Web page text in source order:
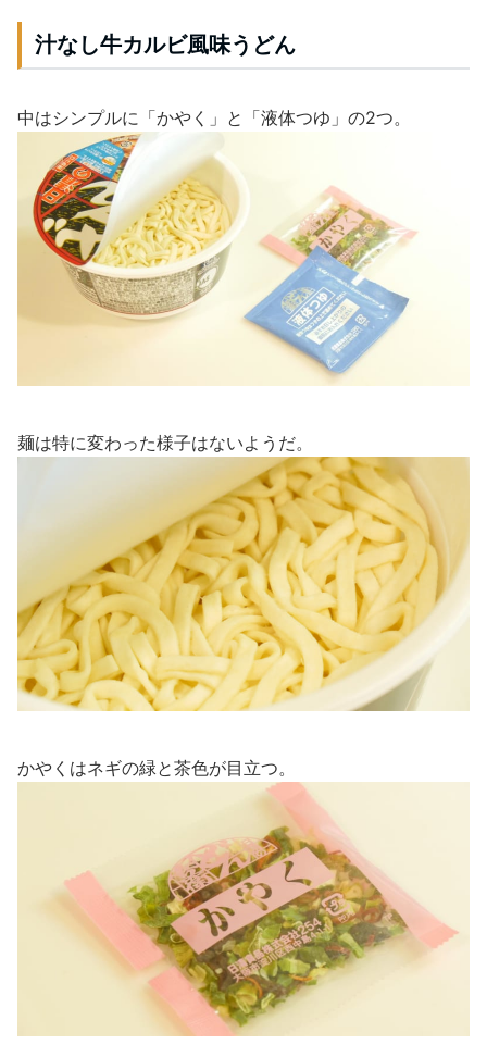
汁なし牛カルビ風味うどん
中はシンプルに「かやく」と「液体つゆ」の2つ。
麺は特に変わった様子はないようだ。
かやくはネギの緑と茶色が目立つ。